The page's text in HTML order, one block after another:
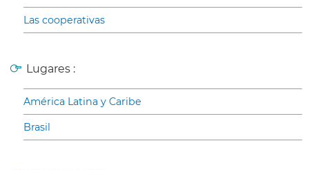
Las cooperativas
Lugares :
América Latina y Caribe
Brasil